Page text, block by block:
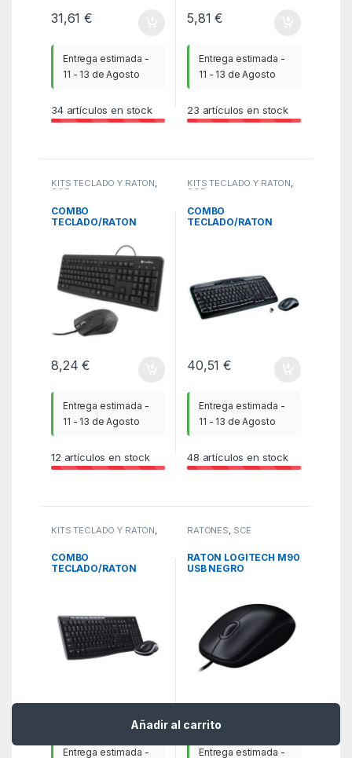
Añadir al carrito
31,61€
Entrega estimada -
11 - 13 de Agosto
34artículos en stock
5,81€
Entrega estimada -
11 - 13 de Agosto
23 artículos en stock
KITS TECLADO Y RATÓN,
SCE
COMBO
TECLADO/RATON
8,24€
Entrega estimada -
11 - 13 de Agosto
12 artículos en stock
KITS TECLADO Y RATÓN,
SCE
COMBO
TECLADO/RATON
40,51€
Entrega estimada -
11 - 13 de Agosto
48 artículos en stock
KITS TECLADO Y RATÓN
COMBO
TECLADO/RATON
Entrega estimada -
RATONES SCE
RATON LOGITECH M90
USB NEGRO
Entrega estimada -